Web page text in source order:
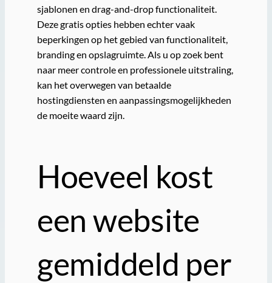
sjablonen en drag-and-drop functionaliteit.
Deze gratis opties hebben echter vaak
beperkingen op het gebied van functionaliteit,
branding en opslagruimte. Als u op zoek bent
naar meer controle en professionele uitstraling,
kan het overwegen van betaalde
hostingdiensten en aanpassingsmogelijkheden
de moeite waard zijn.
Hoeveel kost
een website
gemiddeld per